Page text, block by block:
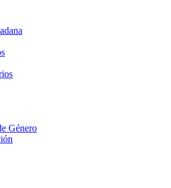
Género